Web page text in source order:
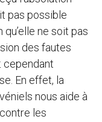
pas possible
qu’elle ne soit pas
des fautes
cependant
En effet, la
nous aide à
les